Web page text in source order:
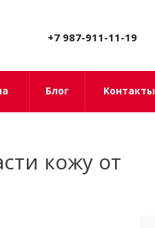
+7 987-911-11-19
Блог Контакты
кожу от